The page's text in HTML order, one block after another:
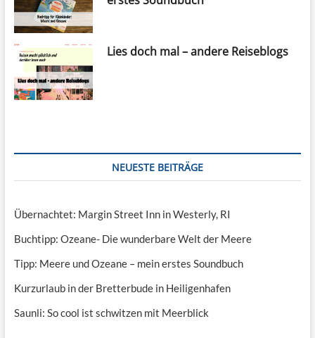
Lies doch mal – andere Reiseblogs
NEUESTE BEITRÄGE
Übernachtet: Margin Street Inn in Westerly, RI
Buchtipp: Ozeane- Die wunderbare Welt der Meere
Tipp: Meere und Ozeane – mein erstes Soundbuch
Kurzurlaub in der Bretterbude in Heiligenhafen
Saunli: So cool ist schwitzen mit Meerblick